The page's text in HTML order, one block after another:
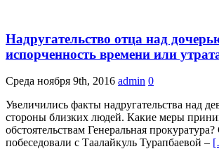
Надругательство отца над
испорченность времени или
Среда ноября 9th, 2016 admin 0
Увеличились факты надругательства над
стороны близких людей. Какие меры
обстоятельствам Генеральная
побеседовали с Таалайкуль Турапбаевой –